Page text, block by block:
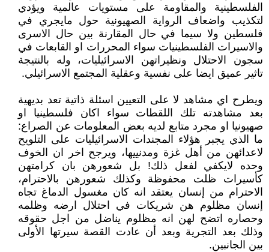
الفلسطينية والمقاومة على مستويات عالمية ويؤدي
لتكذيب واضعاف الرواية الصهيونية حول مايجري في
فلسطين ولا سيما في حال المقارنة بين حال الاسرى
والاسيرات الفلسطينيات سواء المحررات او القابعات في
سجون الاحتلال ونظيراتهن الاسرائيليات، وله بالنتيجة
تاثير عميق ايضا على نفسية وعقلية المجتمع الاسرائيلي.
ويطرح اي مشاهد لا على التعيين اسئلة ذاتية تعد بديهية
بعد مشاهدته تلك اللقطات سواء اكان فلسطينيا او
صهيونيا او مجرد متابع لديه بعض المعلومات عن الصراع:
ما الذي يجبر هؤلاء المجندات الاسرائيليات على التلويح
لاعدائهن من أهل غزة ومدنييها، ويرجح اخر ان الخوف
وحده لايكفي لفعل ذلك! بل شعورهن بان كرامتهن
كأسيرات ظلت محفوظة وكذلك شعورهن بالاحترام،
الاحترام من إنسان يعتقد انه كان مغسول الدماغ تجاه
إنسان مظلوم هن شريكات في احتلال ارضه وظلمه
وحصاره اتضح لهن انه مظلوم يناضل من اجل حقوقه
وذلك بعد التجرية وبعد أن عادت القصة سيرتها الأولى
بين الجانبين.